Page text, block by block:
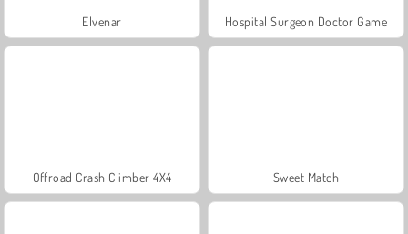
Elvenar Hospital Surgeon Doctor Game
Offroad Crash Climber 4X4 Sweet Match